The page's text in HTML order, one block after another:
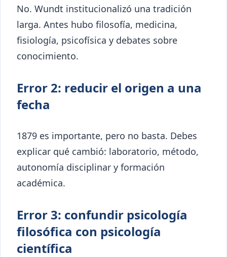
No. Wundt institucionalizó una tradición
larga. Antes hubo filosofía, medicina,
fisiología, psicofísica y debates sobre
conocimiento.
Error 2: reducir el origen a una
fecha
1879 es importante, pero no basta. Debes
explicar qué cambió: laboratorio, método,
autonomía disciplinar y formación
académica.
Error 3: confundir psicología
filosófica con psicología
científica